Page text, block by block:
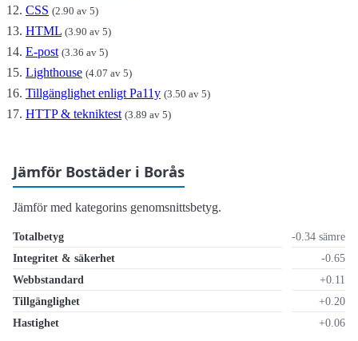
CSS (2.90 av 5)
HTML (3.90 av 5)
E-post (3.36 av 5)
Lighthouse (4.07 av 5)
Tillgänglighet enligt Pa11y (3.50 av 5)
HTTP & tekniktest (3.89 av 5)
Jämför Bostäder i Borås
Jämför med kategorins genomsnittsbetyg.
Totalbetyg
-0.34 sämre
Integritet & säkerhet
-0.65
Webbstandard
+0.11
Tillgänglighet
+0.20
Hastighet
+0.06